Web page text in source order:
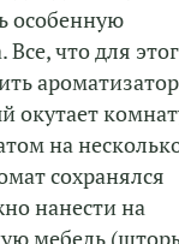
особенную
что для
окутает
на
сохранялся
нанести на
мебель